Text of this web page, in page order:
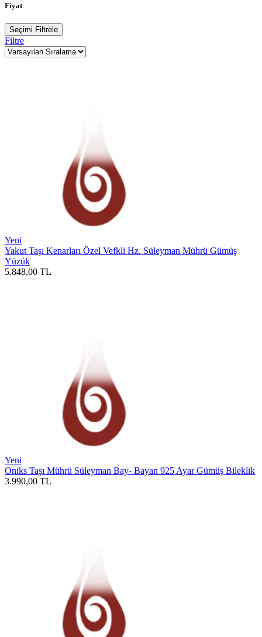
Fiyat
Seçimi Filtrele
Filtre
Yeni
Yakut Taşı Kenarları Özel Vefkli Hz. Süleyman Mührü Gümüş
Yüzük
5.848,00 TL
Yeni
Oniks Taşı Mührü Süleyman Bay- Bayan 925 Ayar Gümüş Bileklik
3.990,00 TL